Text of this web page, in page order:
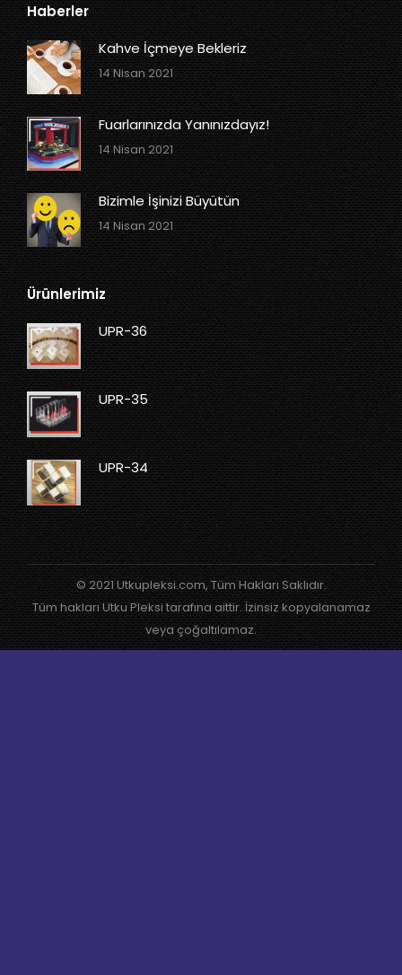
Haberler
Kahve İçmeye Bekleriz
14 Nisan 2021
Fuarlarınızda Yanınızdayız!
14 Nisan 2021
Bizimle İşinizi Büyütün
14 Nisan 2021
Ürünlerimiz
UPR-36
UPR-35
UPR-34
© 2021 Utkupleksi.com, Tüm Hakları Saklıdır.
Tüm hakları Utku Pleksi tarafına aittir. İzinsiz kopyalanamaz
veya çoğaltılamaz.